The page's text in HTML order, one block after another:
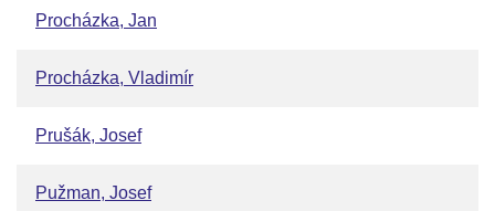
Procházka, Jan
Procházka, Vladimír
Prušák, Josef
Pužman, Josef